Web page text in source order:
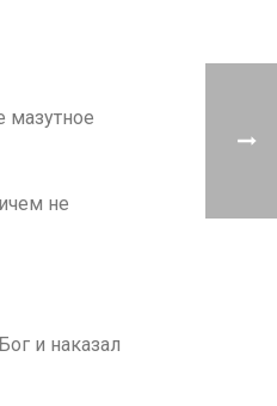
мазутное
не
и наказал